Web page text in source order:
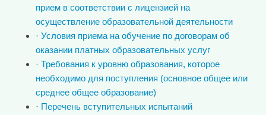
прием в соответствии с лицензией на
осуществление образовательной деятельности
· Условия приема на обучение по договорам об
оказании платных образовательных услуг
· Требования к уровню образования, которое
необходимо для поступления (основное общее или
среднее общее образование)
· Перечень вступительных испытаний